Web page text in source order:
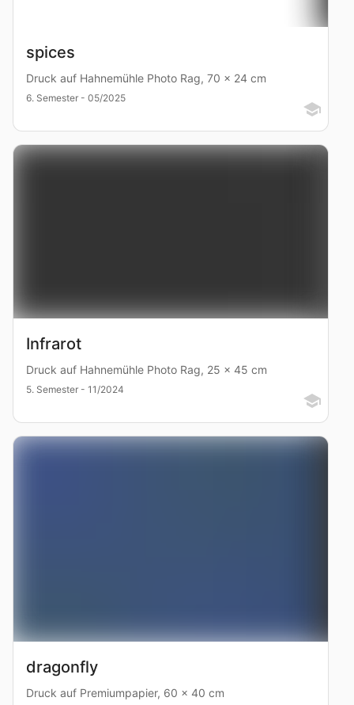
spices
Druck auf Hahnemühle Photo Rag, 70 x 24 cm
6. Semester - 05/2025
Infrarot
Druck auf Hahnemühle Photo Rag, 25 x 45 cm
5. Semester - 11/2024
dragonfly
Druck auf Premiumpapier, 60 x 40 cm